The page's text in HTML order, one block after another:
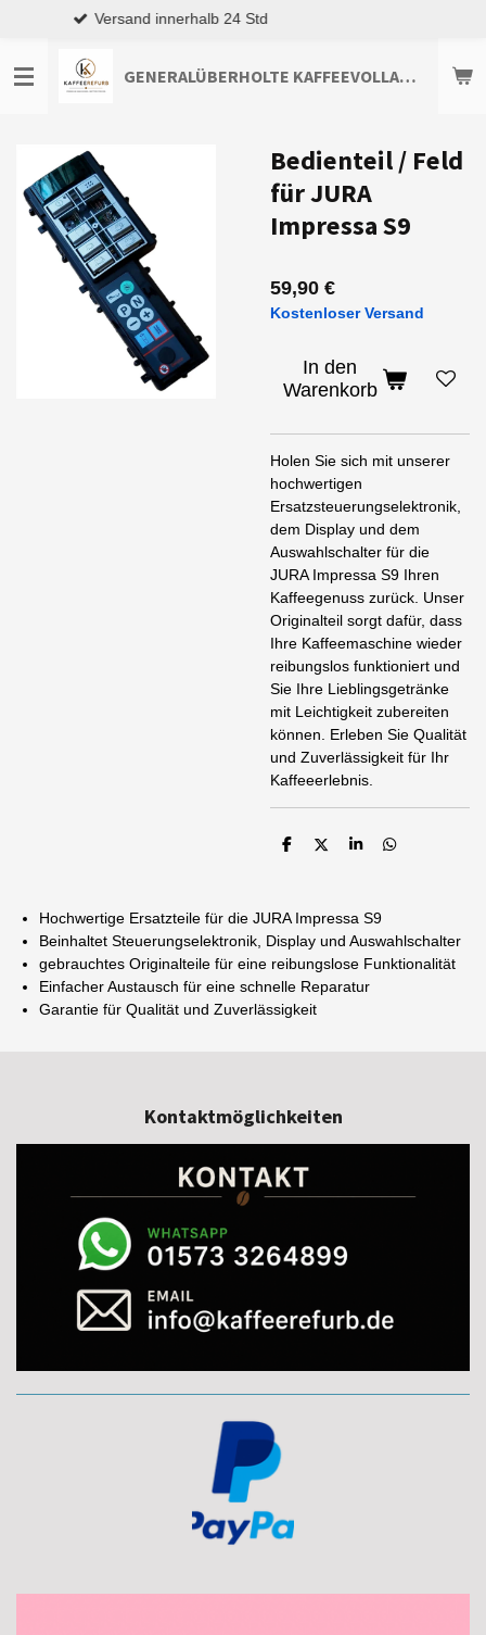
springen
GENERALÜBERHOLTE KAFFEEVOLLAUTOMATEN TOP-ANGEBOTE ENTDECKEN
Top Kundenservice
Bedienteil / Feld
für JURA
Impressa S9
59,90 €
Kostenloser Versand
In den
Warenkorb
Holen Sie sich mit unserer
hochwertigen
Ersatzsteuerungselektronik,
dem Display und dem
Auswahlschalter für die
JURA Impressa S9 Ihren
Kaffeegenuss zurück. Unser
Originalteil sorgt dafür, dass
Ihre Kaffeemaschine wieder
reibungslos funktioniert und
Sie Ihre Lieblingsgetränke
mit Leichtigkeit zubereiten
können. Erleben Sie Qualität
und Zuverlässigkeit für Ihr
Kaffeeerlebnis.
T
e
n
T
n
T
n
T
Hochwertige Ersatzteile für die JURA Impressa S9
Beinhaltet Steuerungselektronik, Display und Auswahlschalter
gebrauchtes Originalteile für eine reibungslose Funktionalität
Einfacher Austausch für eine schnelle Reparatur
Garantie für Qualität und Zuverlässigkeit
Kontaktmöglichkeiten